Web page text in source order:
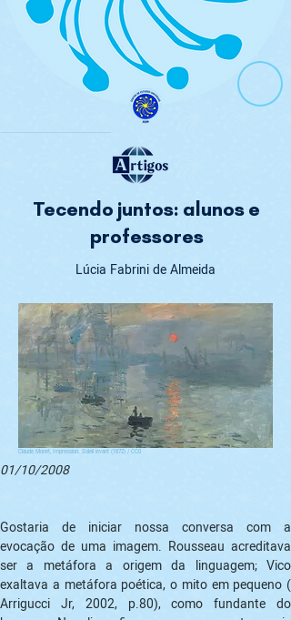
Tecendo juntos: alunos e
professores
Lúcia Fabrini de Almeida
Claude Monet, Impression. Soleil levant (1872) / CC0
01/10/2008
Gostaria de iniciar nossa conversa com a
evocação de uma imagem. Rousseau acreditava
ser a metáfora a origem da linguagem; Vico
exaltava a metáfora poética, o mito em pequeno (
Arrigucci Jr, 2002, p.80), como fundante do